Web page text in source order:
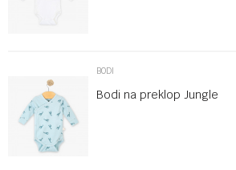
BODI
Bodi na preklop Jungle